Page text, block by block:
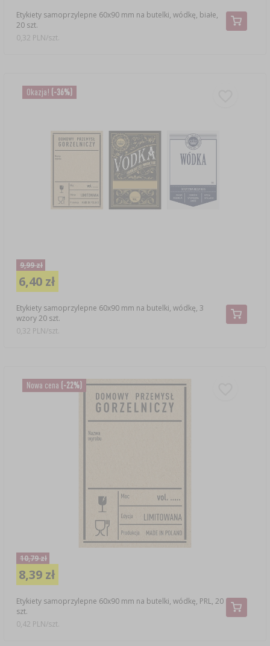
Etykiety samoprzylepne 60x90 mm na butelki, wódkę, białe,
20 szt.
0,32 PLN/szt.
Okazja! (-36%)
Etykiety samoprzylepne 60x90 mm na butelki, wódkę, 3
wzory 20 szt.
9,99 zł
6,40 zł
0,32 PLN/szt.
Nowa cena (-22%)
Etykiety samoprzylepne 60x90 mm na butelki, wódkę, PRL, 20
szt.
10,79 zł
8,39 zł
0,42 PLN/szt.